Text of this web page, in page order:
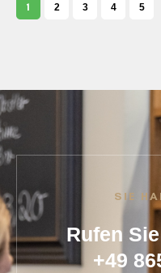
1 2 3 4 5
SIE
Rufen
+49